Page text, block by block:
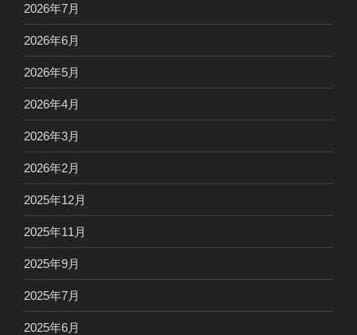
2026年7月
2026年6月
2026年5月
2026年4月
2026年3月
2026年2月
2025年12月
2025年11月
2025年9月
2025年7月
2025年6月